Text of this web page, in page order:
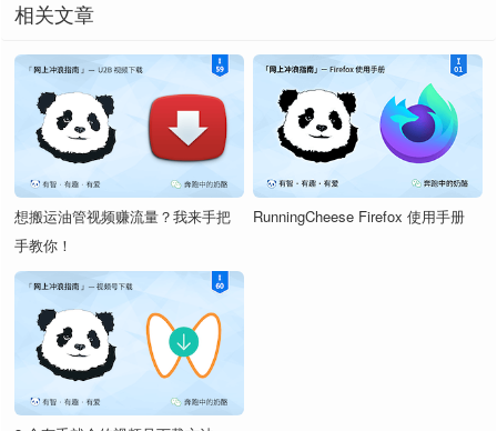
BookmarkOpt.uc.js
ButtonEventListener.uc.js
为工具栏图标增加各种点击功
能。
KeyChanger.uc.js
快捷键自定义。
_keychanger.js
UC 脚本 KeyChanger.uc.js 的配
置文件。
MouseGestures.uc.js
OpenBookModoki.uc.js
下载工具
书签管理
高效书签管理，我是如何管理 5000 条书签的
标签页管理
标签页管理的新解读，解决 Chrome 的最大痛点
浏览器增强
Chrome 能不能禁止该死的更新提示？能！
默认浏览器
不让修改默认浏览器？我有 3 个方法可解决 - 奔
跑中的奶酪
侧边栏
整活看奶酪，我复刻了一个微软的独享功能！
快捷键
超实用，5 分钟记住 100 个浏览器快捷键
鼠标拖拽
标签页管理的新解读，解决 Chrome 的最大痛点
鼠标手势
0次和无数次，一用就上瘾的“鼠标手势”工具!
相关文章
想搬运油管视频赚流量？我来手把
手教你！
RunningCheese Firefox 使用手册